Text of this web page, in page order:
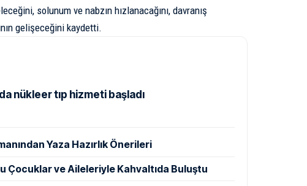
solunum ve nabzın hızlanacağını, davranış
gelişeceğini kaydetti.
nükleer tıp hizmeti başladı
Yaza Hazırlık Önerileri
Çocuklar ve Aileleriyle Kahvaltıda Buluştu